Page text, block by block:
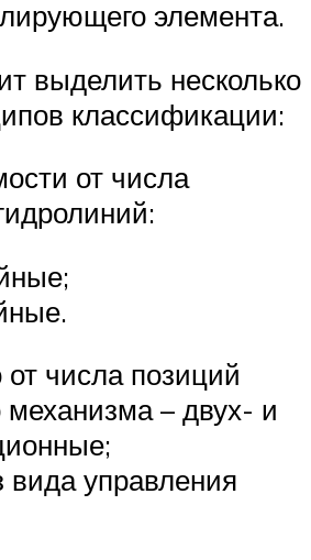
элемента.
выделить несколько
классификации:
от числа
числа позиций
механизма – двух- и
вида управления